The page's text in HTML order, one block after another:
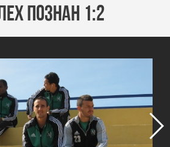
Познан 1:2